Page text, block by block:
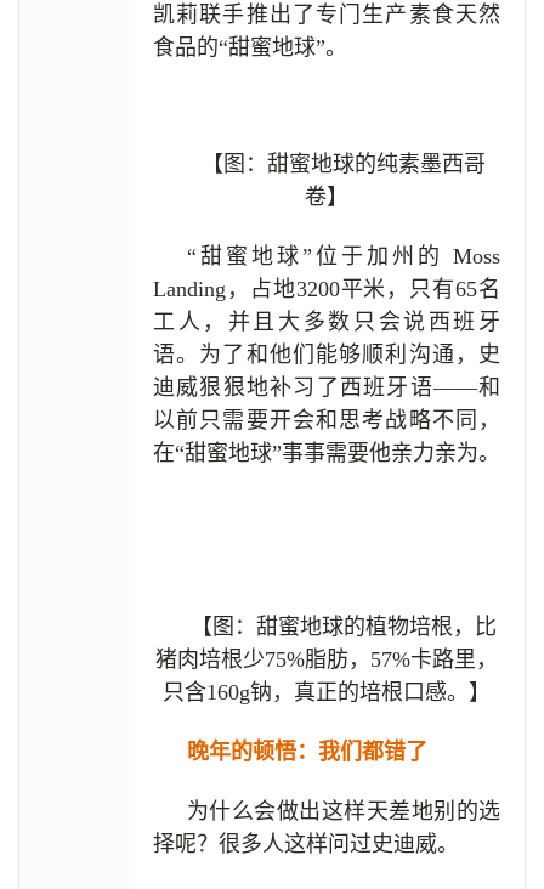
凯莉联手推出了专门生产素食天然
食品的“甜蜜地球”。
【图：甜蜜地球的纯素墨西哥
卷】
“甜蜜地球”位于加州的 Moss
Landing，占地3200平米，只有65名
工人，并且大多数只会说西班牙
语。为了和他们能够顺利沟通，史
迪威狠狠地补习了西班牙语——和
以前只需要开会和思考战略不同，
在“甜蜜地球”事事需要他亲力亲为。
【图：甜蜜地球的植物培根，比
猪肉培根少75%脂肪，57%卡路里，
只含160g钠，真正的培根口感。】
晚年的顿悟：我们都错了
为什么会做出这样天差地别的选
择呢？很多人这样问过史迪威。